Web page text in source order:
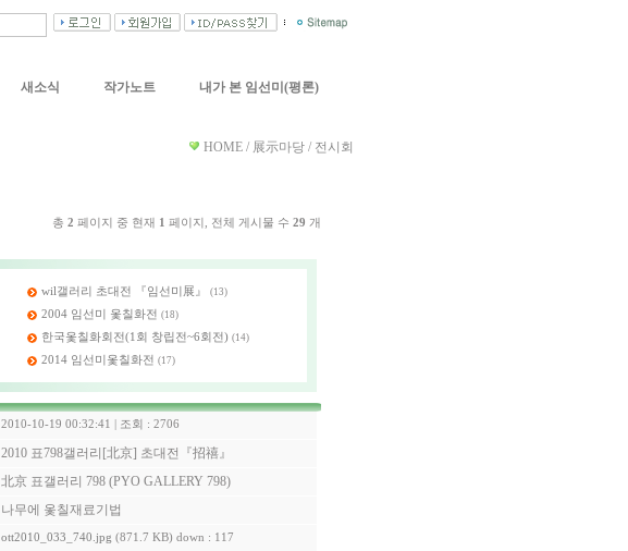
새소식 작가노트 내가 본 임선미(평론)
HOME / 展示마당 / 전시회
총 2 페이지 중 현재 1 페이지, 전체 게시물 수 29 개
wil갤러리 초대전 『임선미展』 (13)
2004 임선미 옻칠화전 (18)
한국옻칠화회전(1회 창립전~6회전) (14)
2014 임선미옻칠화전 (17)
2010-10-19 00:32:41 | 조회 : 2706
2010 표798갤러리[北京] 초대전『招禧』
北京 표갤러리 798 (PYO GALLERY 798)
나무에 옻칠재료기법
ott2010_033_740.jpg (871.7 KB) down : 117